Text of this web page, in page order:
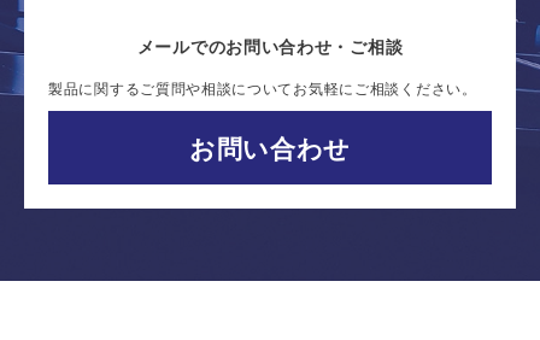
メールでのお問い合わせ・ご相談
製品に関するご質問や相談についてお気軽にご相談ください。
お問い合わせ